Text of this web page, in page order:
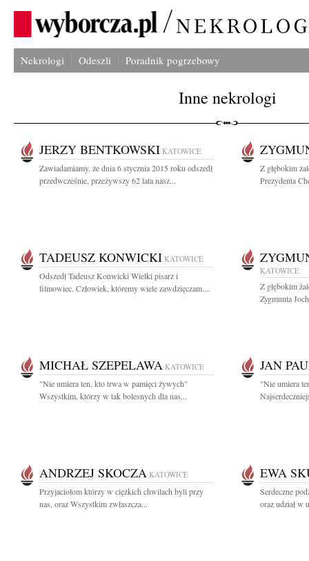
Nekrologi Odeszli Poradnik pogrzebowy
Inne nekrologi
JERZY BENTKOWSKI KATOWICE
Zawiadamiamy, że dnia 6 stycznia 2015 roku odszedł
przedwcześnie, przeżywszy 62 lata nasz...
Z głębokim
Prezydenta
TADEUSZ KONWICKI KATOWICE
Odszedł Tadeusz Konwicki Wielki pisarz i
filmowiec. Człowiek, któremy wiele zawdzięczam....
KATOWICE
Z głębokim
Zygmunta
MICHAŁ SZEPELAWA KATOWICE
"Nie umiera ten, kto trwa w pamięci żywych"
Wszystkim, którzy w tak bolesnych dla nas...
JAN
"Nie umiera
ANDRZEJ SKOCZA KATOWICE
Przyjaciołom którzy w ciężkich chwilach byli przy
nas, oraz Wszystkim zwłaszcza...
EWA
Serdeczne
oraz udział w